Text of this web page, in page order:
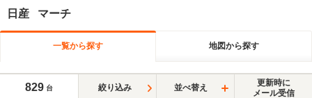
日産 マーチ
一覧から探す 地図から探す
829 台 絞り込み 並べ替え
更新時に
メール受信